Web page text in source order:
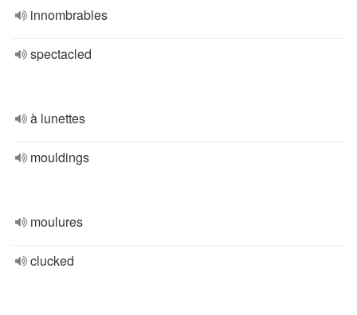
innombrables
spectacled
à lunettes
mouldings
moulures
clucked